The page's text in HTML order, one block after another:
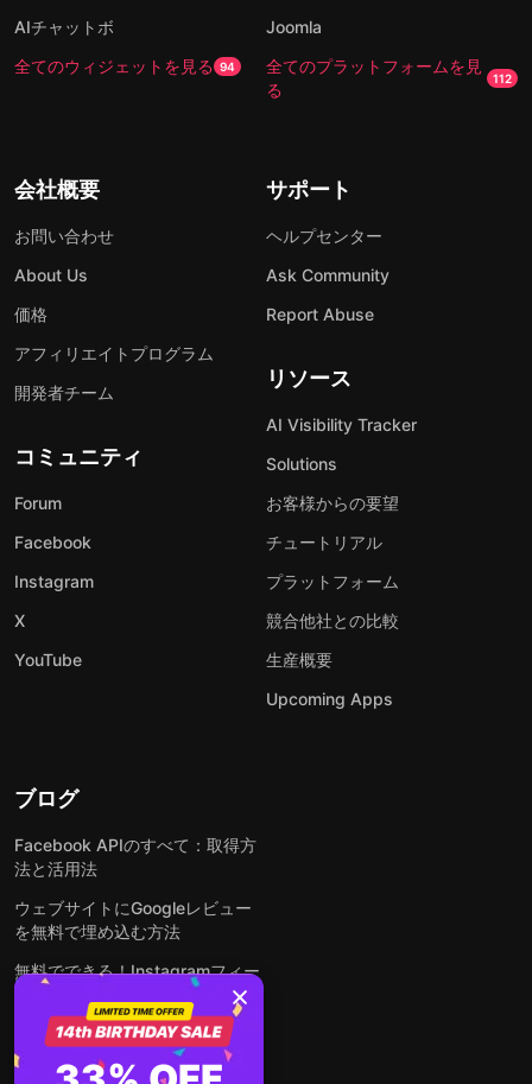
AIチャットボ
全てのウィジェットを見る 94
Joomla
全てのプラットフォームを見
る
112
会社概要
お問い合わせ
About Us
価格
アフィリエイトプログラム
開発者チーム
コミュニティ
Forum
Facebook
Instagram
X
YouTube
サポート
ヘルプセンター
Ask Community
Report Abuse
リソース
AI Visibility Tracker
Solutions
お客様からの要望
チュートリアル
プラットフォーム
競合他社との比較
生産概要
Upcoming Apps
ブログ
Facebook APIのすべて：取得方
法と活用法
ウェブサイトにGoogleレビュー
を無料で埋め込む方法
無料でできる！Instagramフィー
ドをウェブサイトに埋め込む方法
どんなウェブサイトにも無料でフ
ォームを埋め込む方法